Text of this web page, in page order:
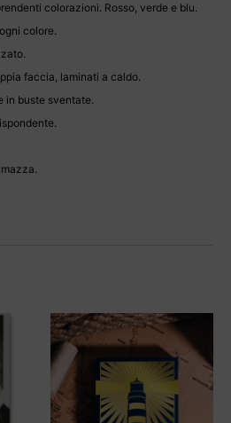
colorazioni. Rosso, verde e blu.
colore.
faccia, laminati a caldo.
in buste sventate.